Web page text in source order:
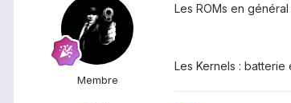
Membre
Les ROMs en
Les Kernels :